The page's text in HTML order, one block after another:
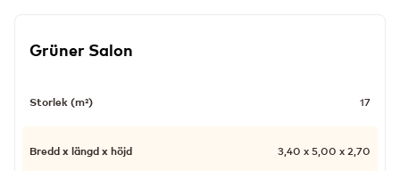
Grüner Salon
Storlek (m²) 17
Bredd x längd x höjd 3,40 x 5,00 x 2,70